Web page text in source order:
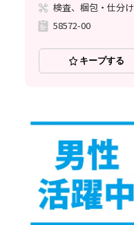
検査、梱包・仕分け
58572-00
キープする